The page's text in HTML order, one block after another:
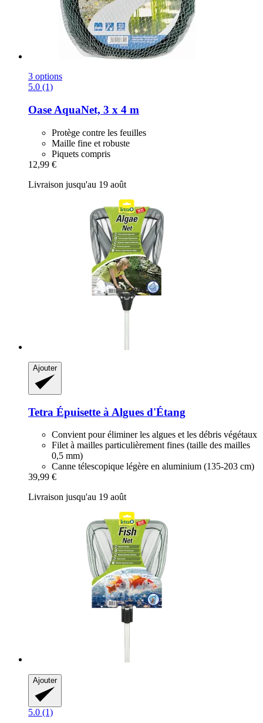
3 options
5.0 (1)
Oase AquaNet, 3 x 4 m
Protège contre les feuilles
Maille fine et robuste
Piquets compris
12,99 €
Livraison jusqu'au 19 août
Ajouter
Tetra Épuisette à Algues d'Étang
Convient pour éliminer les algues et les débris végétaux
Filet à mailles particulièrement fines (taille des mailles
0,5 mm)
Canne télescopique légère en aluminium (135-203 cm)
39,99 €
Livraison jusqu'au 19 août
Ajouter
5.0 (1)